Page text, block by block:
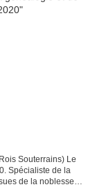
Souterrains) Le
Spécialiste de la
de la noblesse